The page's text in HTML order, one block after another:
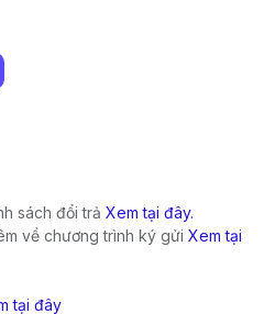
sách đổi trả Xem tại đây.
về chương trình ký gửi Xem tại
tại đây